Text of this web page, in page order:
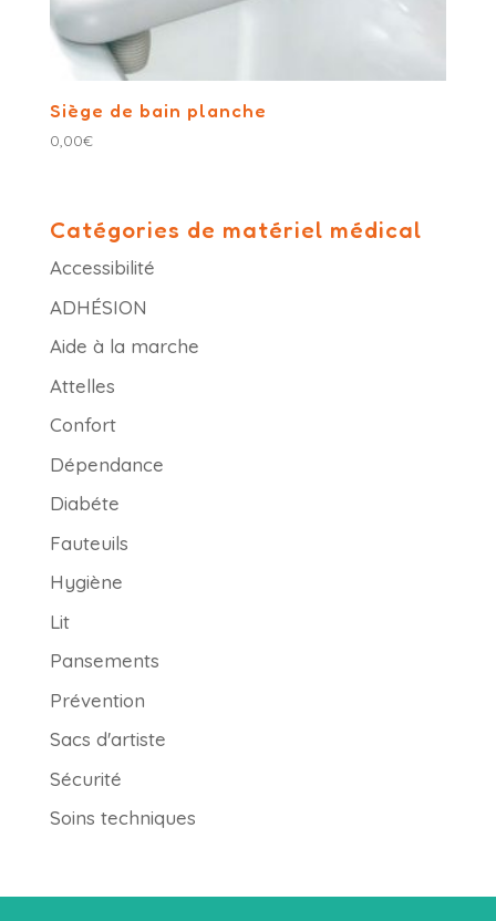
Siège de bain planche
0,00€
Catégories de matériel médical
Accessibilité
ADHÉSION
Aide à la marche
Attelles
Confort
Dépendance
Diabéte
Fauteuils
Hygiène
Lit
Pansements
Prévention
Sacs d'artiste
Sécurité
Soins techniques